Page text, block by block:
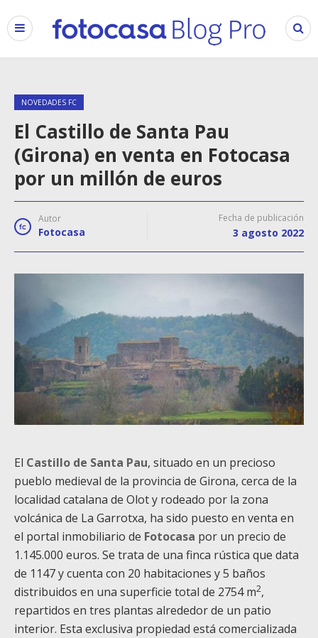
NOVEDADES FC
El Castillo de Santa Pau
(Girona) en venta en Fotocasa
por un millón de euros
Autor
Fotocasa
Fecha de publicación
3 agosto 2022
El Castillo de Santa Pau, situado en un precioso
pueblo medieval de la provincia de Girona, cerca de la
localidad catalana de Olot y rodeado por la zona
volcánica de La Garrotxa, ha sido puesto en venta en
el portal inmobiliario de Fotocasa por un precio de
1.145.000 euros. Se trata de una finca rústica que data
de 1147 y cuenta con 20 habitaciones y 5 baños
distribuidos en una superficie total de 2754 m2,
repartidos en tres plantas alrededor de un patio
interior. Esta exclusiva propiedad está comercializada